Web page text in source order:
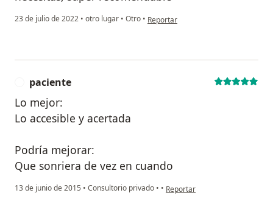
23 de julio de 2022 • otro lugar • Otro • en opinión del usuario Roxana
Reportar
paciente
Lo mejor:
Lo accesible y acertada
Podría mejorar:
Que sonriera de vez en cuando
13 de junio de 2015 • Consultorio privado • • en opinión del usuario paciente
Reportar